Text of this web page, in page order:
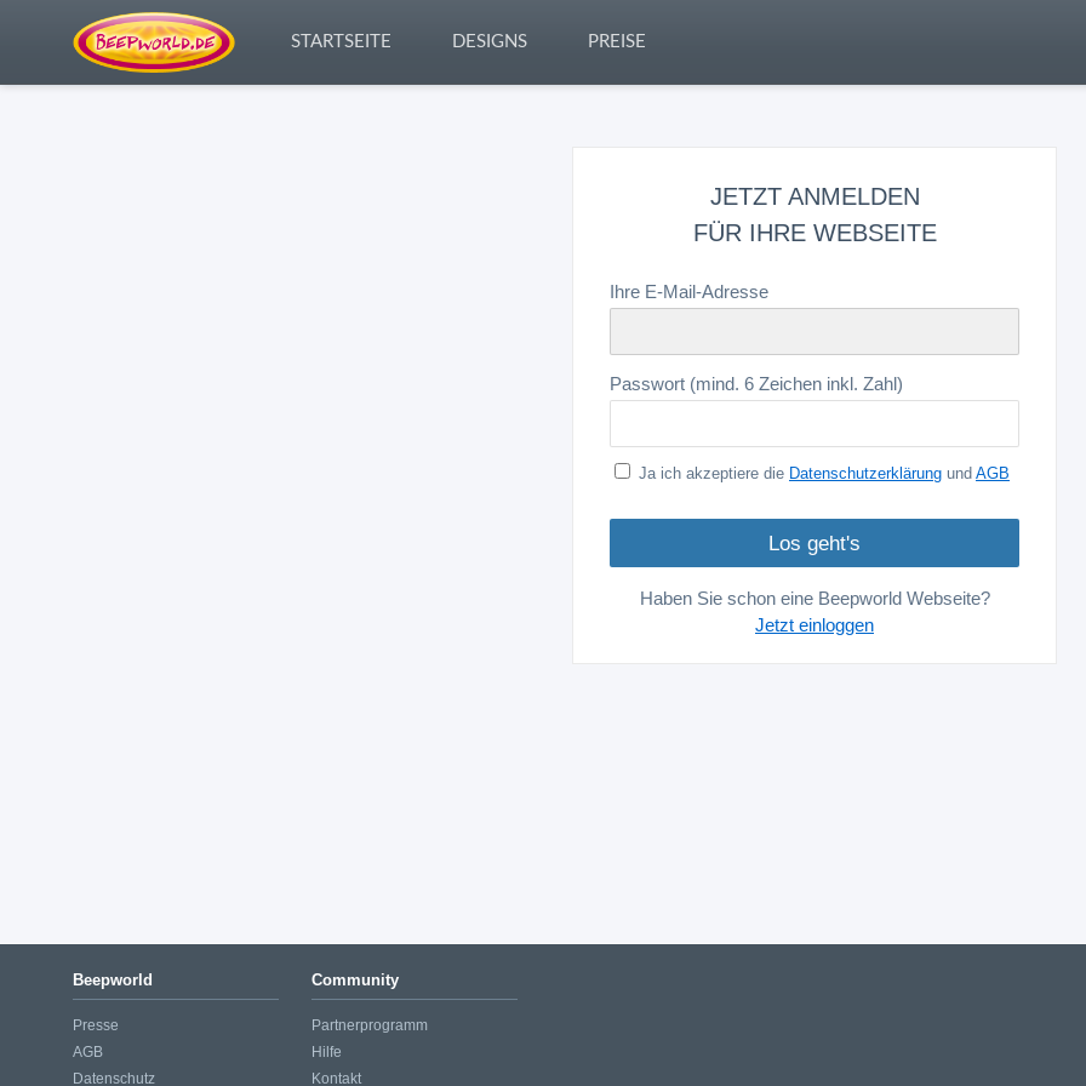
STARTSEITE DESIGNS PREISE
JETZT ANMELDEN
FÜR IHRE WEBSEITE
Ihre E-Mail-Adresse
Passwort (mind. 6 Zeichen inkl. Zahl)
Ja ich akzeptiere die Datenschutzerklärung und AGB
Haben Sie schon eine Beepworld Webseite?
Jetzt einloggen
Beepworld
Presse
AGB
Datenschutz
Community
Partnerprogramm
Hilfe
Kontakt